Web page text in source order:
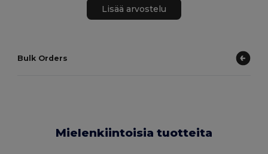
Lisää arvostelu
Bulk Orders
Mielenkiintoisia tuotteita